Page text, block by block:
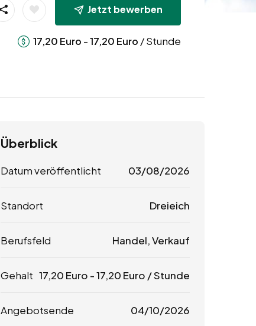
Jetzt bewerben
17,20 Euro -17,20 Euro / Stunde
Überblick
Datum veröffentlicht 03/08/2026
Standort Dreieich
Berufsfeld Handel, Verkauf
Gehalt 17,20 Euro -17,20 Euro / Stunde
Angebotsende 04/10/2026